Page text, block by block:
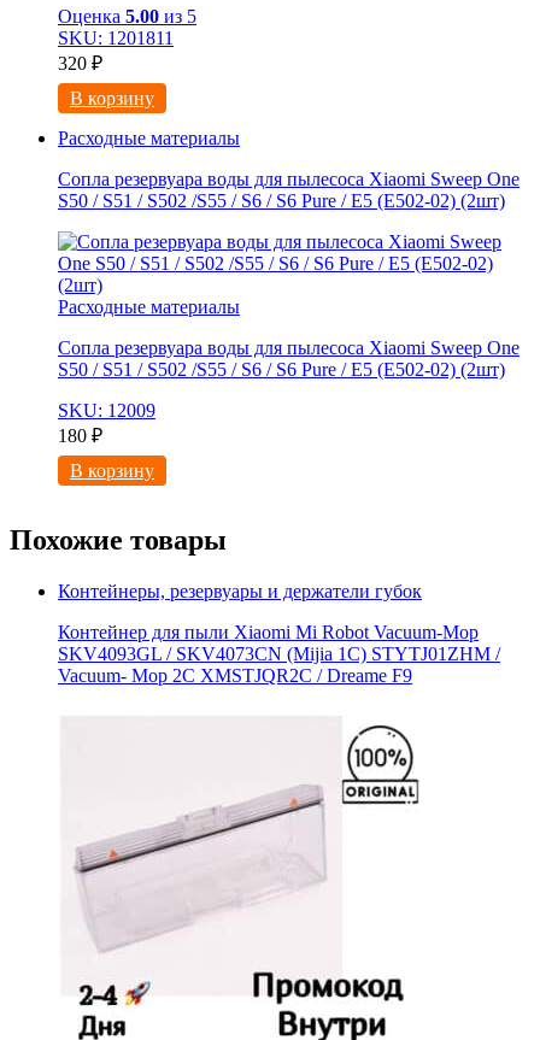
Оценка 5.00 из 5
SKU: 1201811
320 ₽
В корзину
Расходные материалы
Сопла резервуара воды для пылесоса Xiaomi Sweep One
S50 / S51 / S502 /S55 / S6 / S6 Pure / E5 (E502-02) (2шт)
Расходные материалы
Сопла резервуара воды для пылесоса Xiaomi Sweep One
S50 / S51 / S502 /S55 / S6 / S6 Pure / E5 (E502-02) (2шт)
SKU: 12009
180 ₽
В корзину
Похожие товары
Контейнеры, резервуары и держатели губок
Контейнер для пыли Xiaomi Mi Robot Vacuum-Mop
SKV4093GL / SKV4073CN (Mijia 1C) STYTJ01ZHM /
Vacuum- Mop 2C XMSTJQR2C / Dreame F9